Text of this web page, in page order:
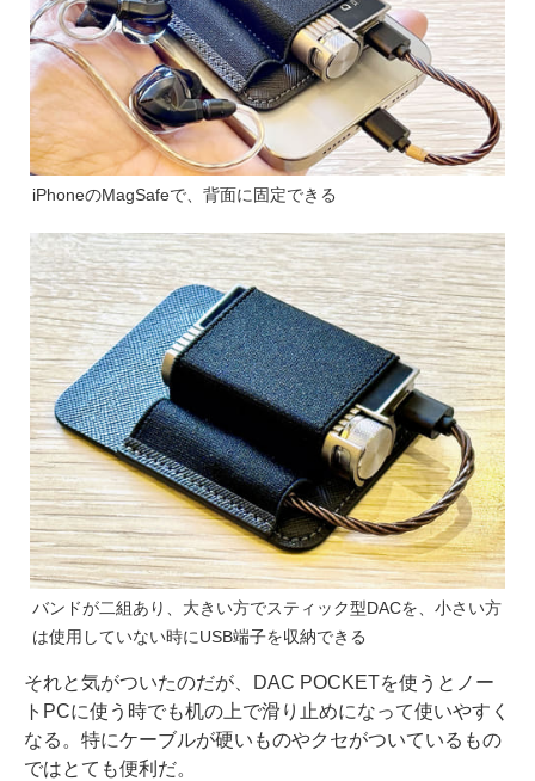
iPhoneのMagSafeで、背面に固定できる
バンドが二組あり、大きい方でスティック型DACを、小さい方
は使用していない時にUSB端子を収納できる
それと気がついたのだが、DAC POCKETを使うとノー
トPCに使う時でも机の上で滑り止めになって使いやすく
なる。特にケーブルが硬いものやクセがついているもの
ではとても便利だ。